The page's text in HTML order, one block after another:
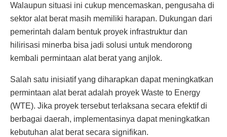
Walaupun situasi ini cukup mencemaskan, pengusaha di
sektor alat berat masih memiliki harapan. Dukungan dari
pemerintah dalam bentuk proyek infrastruktur dan
hilirisasi minerba bisa jadi solusi untuk mendorong
kembali permintaan alat berat yang anjlok.
Salah satu inisiatif yang diharapkan dapat meningkatkan
permintaan alat berat adalah proyek Waste to Energy
(WTE). Jika proyek tersebut terlaksana secara efektif di
berbagai daerah, implementasinya dapat meningkatkan
kebutuhan alat berat secara signifikan.